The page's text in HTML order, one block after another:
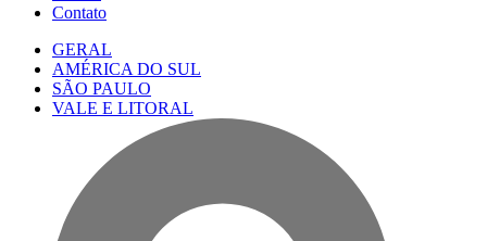
Contato
GERAL
AMÉRICA DO SUL
SÃO PAULO
VALE E LITORAL